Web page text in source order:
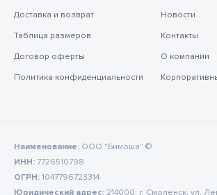
Доставка и возврат
Таблица размеров
Договор оферты
Политика конфиденциальности
Новости
Контакты
О компании
Наименование: ООО "Бимоша" ©
ИНН: 7726510798
ОГРН: 1047796723314
Юридический адрес: 214000, г. Смоленск, ул.